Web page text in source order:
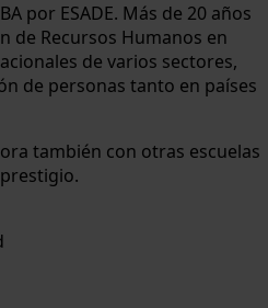
por ESADE. Más de 20 años
de Recursos Humanos en
de varios sectores,
de personas tanto en países
también con otras escuelas